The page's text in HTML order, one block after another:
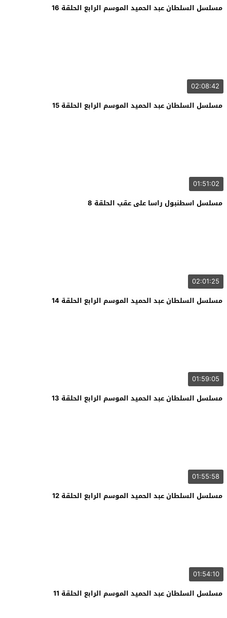
مسلسل السلطان عبد الحميد الموسم الرابع الحلقة 16
02:08:42
مسلسل السلطان عبد الحميد الموسم الرابع الحلقة 15
01:51:02
مسلسل اسطنبول راسا على عقب الحلقة 8
02:01:25
مسلسل السلطان عبد الحميد الموسم الرابع الحلقة 14
01:59:05
مسلسل السلطان عبد الحميد الموسم الرابع الحلقة 13
01:55:58
مسلسل السلطان عبد الحميد الموسم الرابع الحلقة 12
01:54:10
مسلسل السلطان عبد الحميد الموسم الرابع الحلقة 11